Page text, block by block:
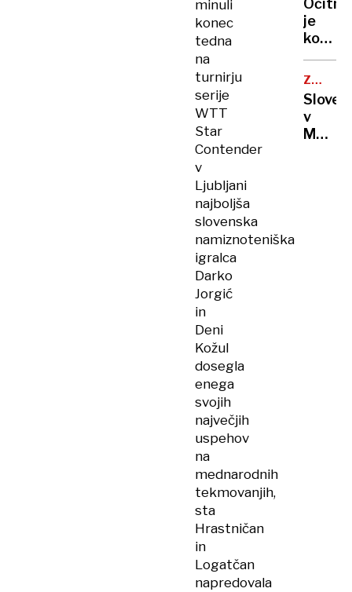
minuli
konec
tedna
na
turnirju
serije
WTT
Star
Contender
v
Ljubljani
najboljša
slovenska
namiznoteniška
igralca
Darko
Jorgić
in
Deni
Kožul
dosegla
enega
svojih
največjih
uspehov
na
mednarodnih
tekmovanjih,
sta
Hrastničan
in
Logatčan
napredovala
naša
druga
Očitno
je
konec
vojne
med
in
Iranom
ZORAN
v